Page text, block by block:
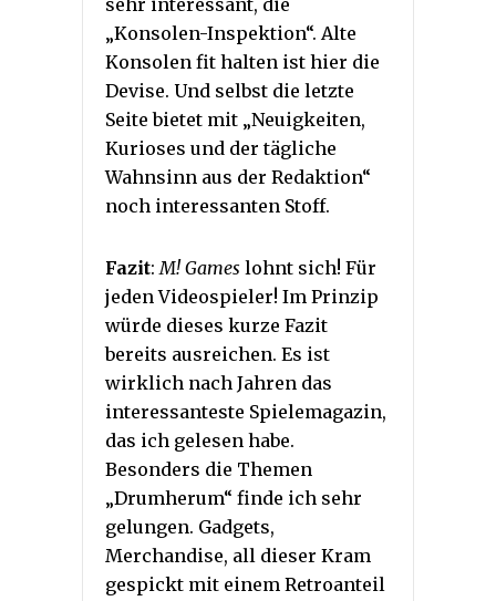
sehr interessant, die
„Konsolen-Inspektion“. Alte
Konsolen fit halten ist hier die
Devise. Und selbst die letzte
Seite bietet mit „Neuigkeiten,
Kurioses und der tägliche
Wahnsinn aus der Redaktion“
noch interessanten Stoff.
Fazit:M! Games lohnt sich! Für
jeden Videospieler! Im Prinzip
würde dieses kurze Fazit
bereits ausreichen. Es ist
wirklich nach Jahren das
interessanteste Spielemagazin,
das ich gelesen habe.
Besonders die Themen
„Drumherum“ finde ich sehr
gelungen. Gadgets,
Merchandise, all dieser Kram
gespickt mit einem Retroanteil